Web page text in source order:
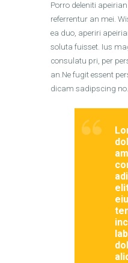
Porro deleniti
referrentur an mei.
ea duo, aperiri
soluta fuisset. Ius
consulatu pri, per
an.Ne fugit essent
dicam sadipscing no.